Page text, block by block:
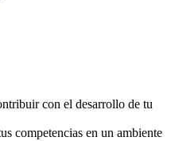
con el desarrollo de tu
competencias en un ambiente